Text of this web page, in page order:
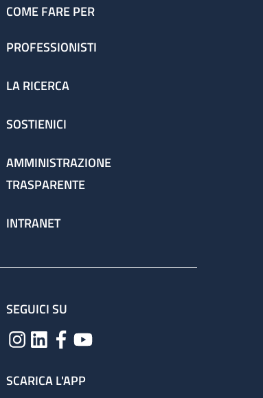
COME FARE PER
PROFESSIONISTI
LA RICERCA
SOSTIENICI
AMMINISTRAZIONE
TRASPARENTE
INTRANET
SEGUICI SU
SCARICA L'APP